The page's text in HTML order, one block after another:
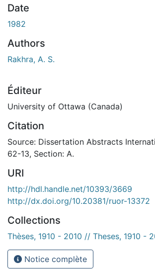
Date
1982
Authors
Rakhra, A. S.
Éditeur
University of Ottawa (Canada)
Citation
Source: Dissertation Abstracts
62-13, Section: A.
URI
http://hdl.handle.net/10393/3669
http://dx.doi.org/10.20381/ruor-13372
Collections
Thèses, 1910 - 2010 // Theses, 1910 -
Notice complète